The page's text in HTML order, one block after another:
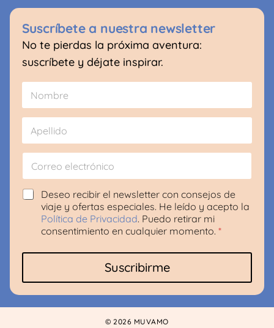
Suscríbete a nuestra newsletter
No te pierdas la próxima aventura:
suscríbete y déjate inspirar.
m
b
e
*
m
b
o
e
o
r
r
e
r
ó
n
A
d
G
P
D
Deseo recibir el newsletter con consejos de
viaje y ofertas especiales. He leído y acepto la
Política de Privacidad. Puedo retirar mi
consentimiento en cualquier momento. *
Suscribirme
© 2026 MUVAMO